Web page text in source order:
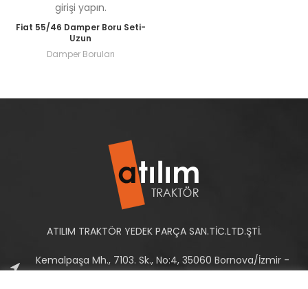
girişi yapın.
Fiat 55/46 Damper Boru Seti-
Uzun
Damper Boruları
ATILIM TRAKTÖR YEDEK PARÇA SAN.TİC.LTD.ŞTİ.
Kemalpaşa Mh., 7103. Sk., No:4, 35060 Bornova/İzmir -